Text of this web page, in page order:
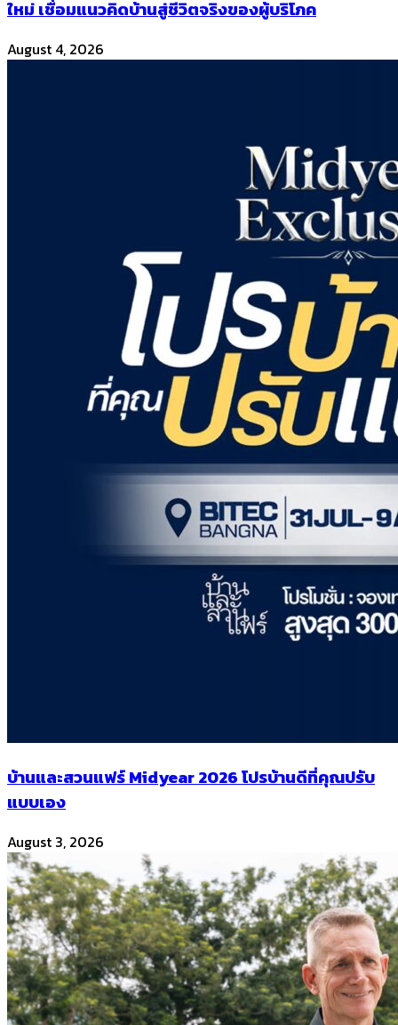
ใหม่ เชื่อมแนวคิดบ้านสู่ชีวิตจริงของผู้บริโภค
August 4, 2026
บ้านและสวนแฟร์ Midyear 2026 โปรบ้านดีที่คุณปรับ
แบบเอง
August 3, 2026